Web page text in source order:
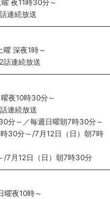
夜11時30分～
連続放送
深夜1時～
話連続放送
夜10時30分～
連続放送
分～／毎週日曜朝7時30分～
30分～/7月12日（日）朝7時
7月12日（日）朝7時30分
曜夜10時～